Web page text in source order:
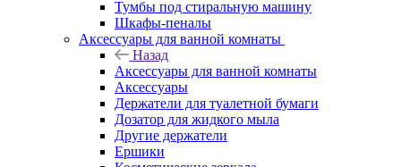
Тумбы под стиральную машину
Шкафы-пеналы
Аксессуары для ванной комнаты
Назад
Аксессуары для ванной комнаты
Аксессуары
Держатели для туалетной бумаги
Дозатор для жидкого мыла
Другие держатели
Ершики